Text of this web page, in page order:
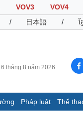
VOV3 VOV4
/ 日本語 / ខ្
tháng 8 năm 2026
Pháp luật Thể